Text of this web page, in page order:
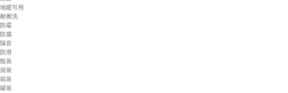
地暖可用
耐擦洗
防霉
防腐
隔音
防滑
瓶装
袋装
箱装
罐装